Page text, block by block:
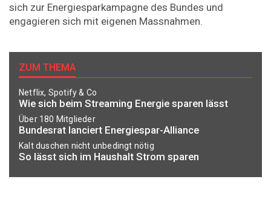
sich zur Energiesparkampagne des Bundes und
engagieren sich mit eigenen Massnahmen.
ZUM THEMA
Netflix, Spotify & Co
Wie sich beim Streaming Energie sparen lässt
Über 180 Mitglieder
Bundesrat lanciert Energiespar-Alliance
Kalt duschen nicht unbedingt nötig
So lässt sich im Haushalt Strom sparen